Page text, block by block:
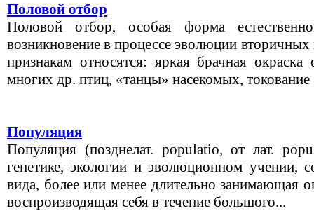
Половой отбор
Половой отбор, особая форма
возникновение в процессе эволюции
признакам относятся: яркая брачная окраска
многих др. птиц, «танцы» насекомых, токование
Популяция
Популяция (позднелат. populatio, от лат.
генетике, экологии и эволюционном учении,
вида, более или менее длительно занимающая
воспроизводящая себя в течение большого...